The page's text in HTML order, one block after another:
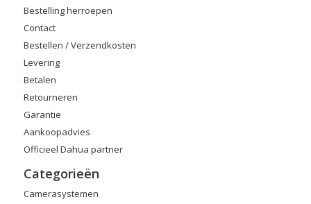
Bestelling herroepen
Contact
Bestellen / Verzendkosten
Levering
Betalen
Retourneren
Garantie
Aankoopadvies
Officieel Dahua partner
Categorieën
Camerasystemen